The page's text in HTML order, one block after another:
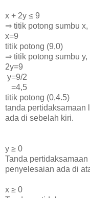
x + 2y ≤ 9
⇒ titik potong sumbu x,
x=9
titik potong (9,0)
⇒ titik potong sumbu y,
2y=9
y=9/2
=4,5
titik potong (0,4.5)
tanda pertidaksamaan
ada di sebelah kiri.
y ≥ 0
Tanda
penyelesaian ada di
x ≥ 0